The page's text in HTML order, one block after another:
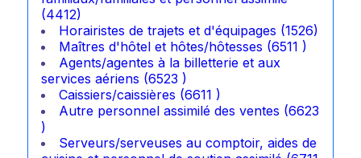
(4412)
Horairistes de trajets et d'équipages (1526)
Maîtres d'hôtel et hôtes/hôtesses (6511 )
Agents/agentes à la billetterie et aux
services aériens (6523 )
Caissiers/caissières (6611 )
Autre personnel assimilé des ventes (6623
)
Serveurs/serveuses au comptoir, aides de